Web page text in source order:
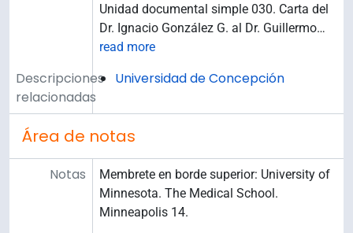
Unidad documental simple 030. Carta del
Dr. Ignacio González G. al Dr. Guillermo…
read more
Descripciones
relacionadas
Universidad de Concepción
Área de notas
Notas
Membrete en borde superior: University of
Minnesota. The Medical School.
Minneapolis 14.